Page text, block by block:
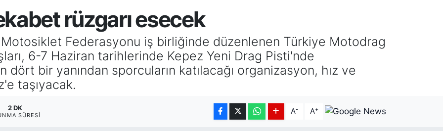
rüzgarı esecek
Federasyonu iş birliğinde düzenlenen Türkiye Motodrag
6-7 Haziran tarihlerinde Kepez Yeni Drag Pisti'nde
bir yanından sporcuların katılacağı organizasyon, hız ve
taşıyacak.
2 DK
SÜRESI A- A+